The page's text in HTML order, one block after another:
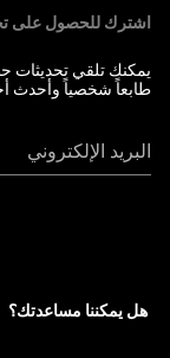
اشترك للحصول على
يمكنك تلقي تحديثات
طابعاً شخصياً وأحدث
البريد الإلكتروني
هل يمكننا مساعدتك؟